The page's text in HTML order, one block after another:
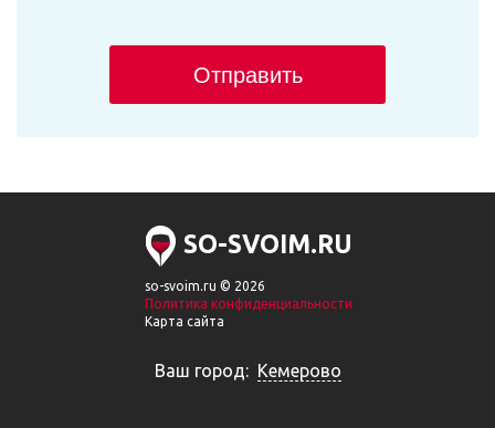
Отправить
SO-SVOIM.RU
so-svoim.ru © 2026
Политика конфиденциальности
Карта сайта
Ваш город: Кемерово